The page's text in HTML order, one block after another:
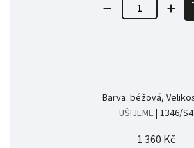
Barva: béžová,
UŠIJEME| 1346/S4
1 360 Kč